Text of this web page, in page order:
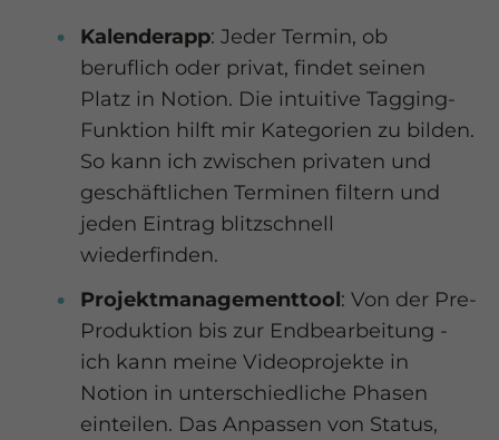
Kalenderapp: Jeder Termin, ob
beruflich oder privat, findet seinen
Platz in Notion. Die intuitive Tagging-
Funktion hilft mir Kategorien zu bilden.
So kann ich zwischen privaten und
geschäftlichen Terminen filtern und
jeden Eintrag blitzschnell
wiederfinden.
Projektmanagementtool: Von der Pre-
Produktion bis zur Endbearbeitung -
ich kann meine Videoprojekte in
Notion in unterschiedliche Phasen
einteilen. Das Anpassen von Status,